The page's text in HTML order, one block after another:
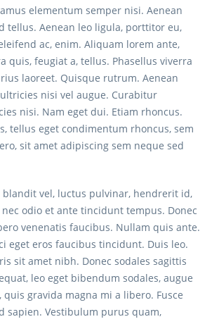
elementum semper nisi. Aenean
tellus. Aenean leo ligula, porttitor eu,
ac, enim. Aliquam lorem ante,
quis, feugiat a, tellus. Phasellus viverra
laoreet. Quisque rutrum. Aenean
nisi vel augue. Curabitur
nisi. Nam eget dui. Etiam rhoncus.
tellus eget condimentum rhoncus, sem
sit amet adipiscing sem neque sed
blandit vel, luctus pulvinar, hendrerit id,
odio et ante tincidunt tempus. Donec
venenatis faucibus. Nullam quis ante.
eget eros faucibus tincidunt. Duis leo.
sit amet nibh. Donec sodales sagittis
leo eget bibendum sodales, augue
gravida magna mi a libero. Fusce
sapien. Vestibulum purus quam,